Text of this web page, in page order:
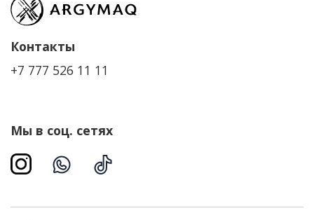
Контакты
+7 777 526 11 11
Мы в соц. сетях